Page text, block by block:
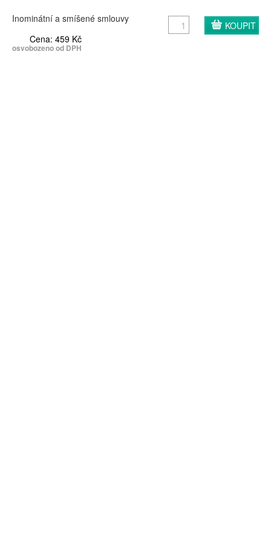
Inominátní a smíšené smlouvy
Cena: 459 Kč
osvobozeno od DPH